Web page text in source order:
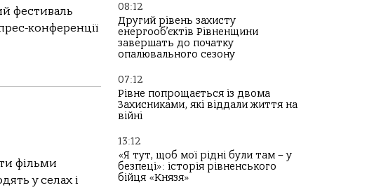
фестиваль
конференції
фільми
у селах і
08:12
Другий рівень захисту
енергооб’єктів Рівненщини
завершать до початку
опалювального сезону
07:12
Рівне попрощається із двома
Захисниками, які віддали життя на
війні
13:12
«Я тут, щоб мої рідні були там – у
безпеці»: історія рівненського
бійця «Князя»